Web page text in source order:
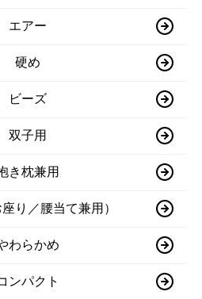
エアー
硬め
ビーズ
双子用
き枕兼用
り／腰当て兼用）
わらかめ
ンパクト